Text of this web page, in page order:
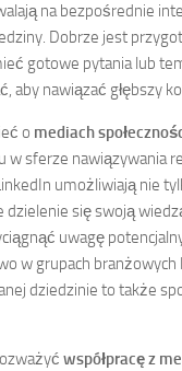
na bezpośrednie
Dobrze jest
gotowe pytania lub
aby nawiązać głębszy
o mediach
w sferze nawiązywania
umożliwiają nie
dzielenie się swoją
uwagę
w grupach branżowych
dziedzinie to także
współpracę z